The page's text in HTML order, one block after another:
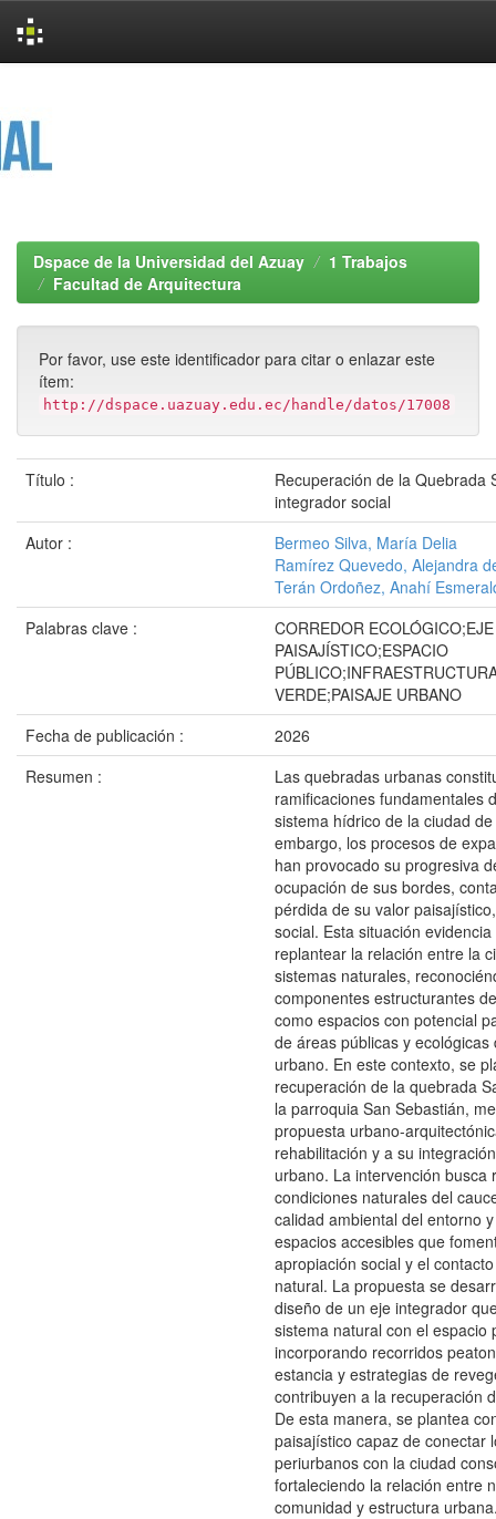
Dspace de la Universidad del Azuay
1 Trabajos
Facultad de Arquitectura
Por favor, use este identificador para citar o enlazar este
ítem:
http://dspace.uazuay.edu.ec/handle/datos/17008
Título :
Recuperación de la Quebrada
integrador social
Autor :
Bermeo Silva, María Delia
Ramírez Quevedo, Alejandra
Terán Ordoñez, Anahí
Palabras clave :
CORREDOR ECOLÓGICO;EJE
PAISAJÍSTICO;ESPACIO
VERDE;PAISAJE URBANO
Fecha de publicación :
2026
Resumen :
Las quebradas urbanas
ramificaciones fundamentales
sistema hídrico de la ciudad
embargo, los procesos de
han provocado su progresiva
ocupación de sus bordes,
pérdida de su valor
social. Esta situación
replantear la relación entre la
sistemas naturales,
componentes estructurantes
como espacios con potencial
de áreas públicas y
urbano. En este contexto, se
recuperación de la quebrada
la parroquia San Sebastián,
propuesta urbano-
rehabilitación y a su
urbano. La intervención busca
condiciones naturales del
calidad ambiental del entorno
espacios accesibles que
apropiación social y el
natural. La propuesta se
diseño de un eje integrador
sistema natural con el espacio
incorporando recorridos
estancia y estrategias de
contribuyen a la recuperación
De esta manera, se plantea
paisajístico capaz de conectar
periurbanos con la ciudad
fortaleciendo la relación entre
comunidad y estructura